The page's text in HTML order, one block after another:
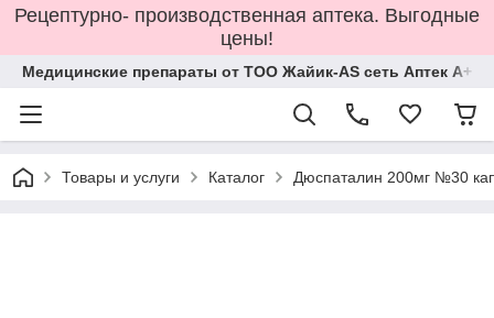
Рецептурно- производственная аптека. Выгодные
цены!
Медицинские препараты от ТОО Жайик-AS сеть Аптек А+
Товары и услуги Каталог Дюспаталин 200мг №30